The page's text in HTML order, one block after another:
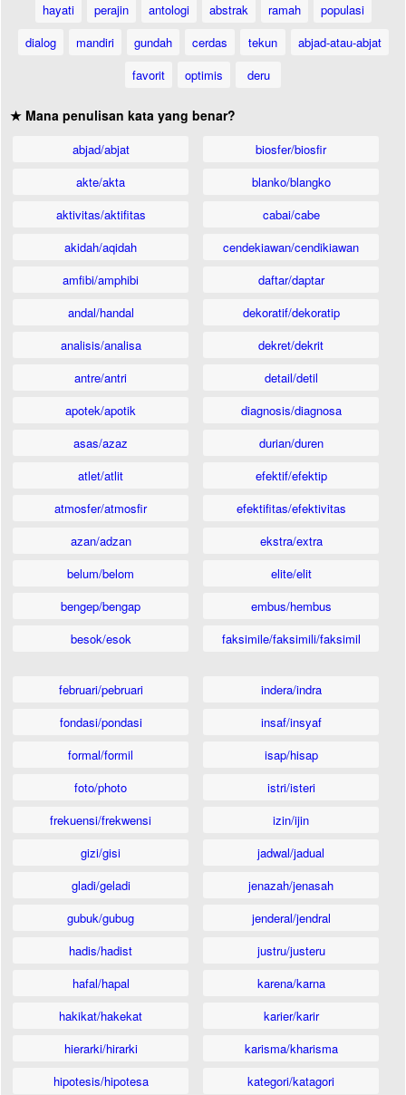
hayati
perajin antologi abstrak ramah
populasi
dialog
mandiri gundah cerdas tekun
abjad-atau-abjat
favorit
optimis deru
★ Mana penulisan kata yang benar?
abjad/abjat
akte/akta
aktivitas/aktifitas
akidah/aqidah
amfibi/amphibi
andal/handal
analisis/analisa
antre/antri
apotek/apotik
asas/azaz
atlet/atlit
atmosfer/atmosfir
azan/adzan
belum/belom
bengep/bengap
besok/esok
biosfer/biosfir
blanko/blangko
cabai/cabe
cendekiawan/cendikiawan
daftar/daptar
dekoratif/dekoratip
dekret/dekrit
detail/detil
diagnosis/diagnosa
durian/duren
efektif/efektip
efektifitas/efektivitas
ekstra/extra
elite/elit
embus/hembus
faksimile/faksimili/faksimil
februari/pebruari
fondasi/pondasi
formal/formil
foto/photo
frekuensi/frekwensi
gizi/gisi
gladi/geladi
gubuk/gubug
hadis/hadist
hafal/hapal
hakikat/hakekat
hierarki/hirarki
hipotesis/hipotesa
indera/indra
insaf/insyaf
isap/hisap
istri/isteri
izin/ijin
jadwal/jadual
jenazah/jenasah
jenderal/jendral
justru/justeru
karena/karna
karier/karir
karisma/kharisma
kategori/katagori